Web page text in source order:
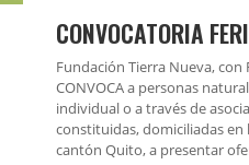
CONVOCATORIA
Fundación Tierra Nueva, con
CONVOCA a personas
individual o a través de
constituidas, domiciliadas en
cantón Quito, a presentar